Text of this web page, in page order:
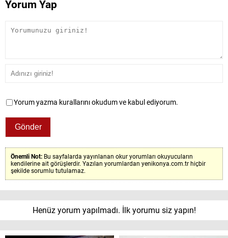
Yorum Yap
Yorum yazma kurallarını okudum ve kabul ediyorum.
Önemli Not: Bu sayfalarda yayınlanan okur yorumları okuyucuların
kendilerine ait görüşlerdir. Yazılan yorumlardan yenikonya.com.tr hiçbir
şekilde sorumlu tutulamaz.
Henüz yorum yapılmadı. İlk yorumu siz yapın!